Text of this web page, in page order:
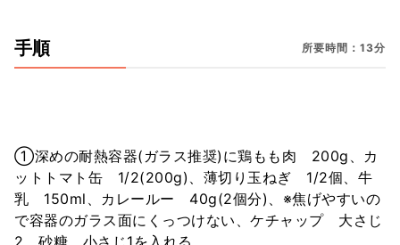
手順 所要時間：13分
①深めの耐熱容器(ガラス推奨)に鶏もも肉 200g、カ
ットトマト缶 1/2(200g)、薄切り玉ねぎ 1/2個、牛
乳 150ml、カレールー 40g(2個分)、※焦げやすいの
で容器のガラス面にくっつけない、ケチャップ 大さじ
2、砂糖 小さじ1を入れる